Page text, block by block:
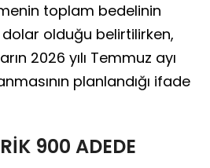
toplam bedelinin
dolar olduğu belirtilirken,
2026 yılı Temmuz ayı
planlandığı ifade
900 ADEDE